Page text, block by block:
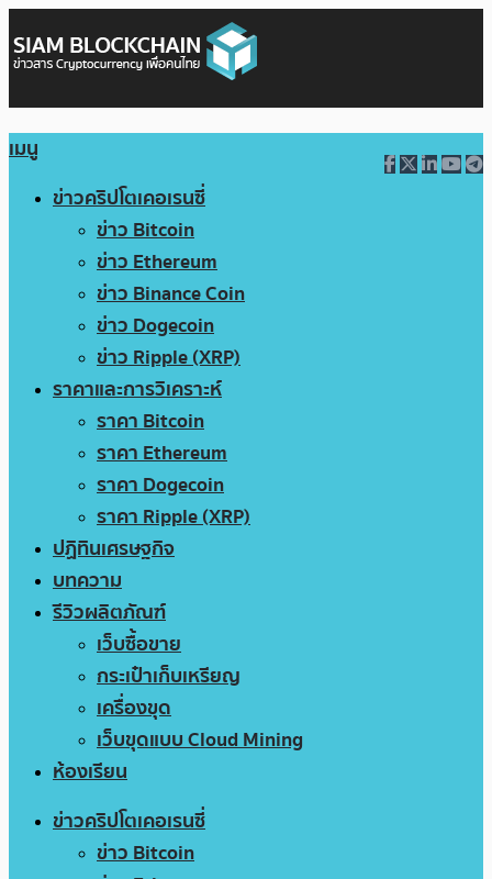
เมนู
ข่าวคริปโตเคอเรนซี่
ข่าว Bitcoin
ข่าว Ethereum
ข่าว Binance Coin
ข่าว Dogecoin
ข่าว Ripple (XRP)
ราคาและการวิเคราะห์
ราคา Bitcoin
ราคา Ethereum
ราคา Dogecoin
ราคา Ripple (XRP)
ปฏิทินเศรษฐกิจ
บทความ
รีวิวผลิตภัณฑ์
เว็บซื้อขาย
กระเป๋าเก็บเหรียญ
เครื่องขุด
เว็บขุดแบบ Cloud Mining
ห้องเรียน
ข่าวคริปโตเคอเรนซี่
ข่าว Bitcoin